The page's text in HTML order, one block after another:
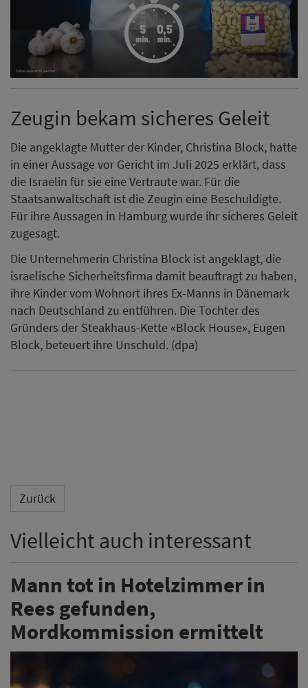
Zeugin bekam sicheres Geleit
Die angeklagte Mutter der Kinder, Christina Block, hatte
in einer Aussage vor Gericht im Juli 2025 erklärt, dass
die Israelin für sie eine Vertraute war. Für die
Staatsanwaltschaft ist die Zeugin eine Beschuldigte.
Für ihre Aussagen in Hamburg wurde ihr sicheres Geleit
zugesagt.
Die Unternehmerin Christina Block ist angeklagt, die
israelische Sicherheitsfirma damit beauftragt zu haben,
ihre Kinder vom Wohnort ihres Ex-Manns in Dänemark
nach Deutschland zu entführen. Die Tochter des
Gründers der Steakhaus-Kette «Block House», Eugen
Block, beteuert ihre Unschuld. (dpa)
Zurück
Vielleicht auch interessant
Mann tot in Hotelzimmer in
Rees gefunden,
Mordkommission ermittelt